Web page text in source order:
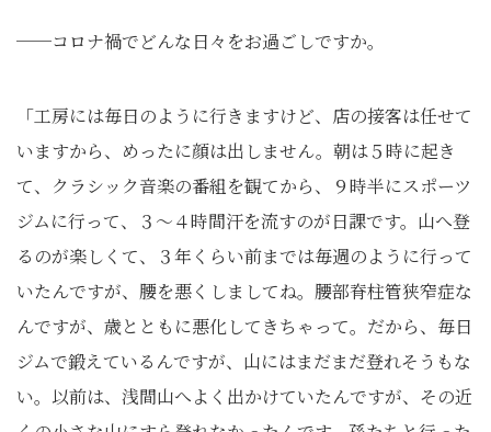
──コロナ禍でどんな日々をお過ごしですか。
「工房には毎日のように行きますけど、店の接客は任せて
いますから、めったに顔は出しません。朝は５時に起き
て、クラシック音楽の番組を観てから、９時半にスポーツ
ジムに行って、３～４時間汗を流すのが日課です。山へ登
るのが楽しくて、３年くらい前までは毎週のように行って
いたんですが、腰を悪くしましてね。腰部脊柱管狭窄症な
んですが、歳とともに悪化してきちゃって。だから、毎日
ジムで鍛えているんですが、山にはまだまだ登れそうもな
い。以前は、浅間山へよく出かけていたんですが、その近